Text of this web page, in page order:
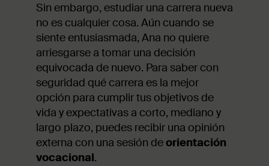
Sin embargo, estudiar una carrera nueva
no es cualquier cosa. Aún cuando se
siente entusiasmada, Ana no quiere
arriesgarse a tomar una decisión
equivocada de nuevo. Para saber con
seguridad qué carrera es la mejor
opción para cumplir tus objetivos de
vida y expectativas a corto, mediano y
largo plazo, puedes recibir una opinión
externa con una sesión deorientación
vocacional.